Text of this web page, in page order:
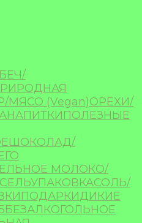
(Vegan)ОРЕХИ/
НАПИТКИПОЛЕЗНЫЕ
ШОКОЛАД/
МОЛОКО/
УПАКОВКАСОЛЬ/
ПОДАРКИДИКИЕ
БЕЗАЛКОГОЛЬНОЕ